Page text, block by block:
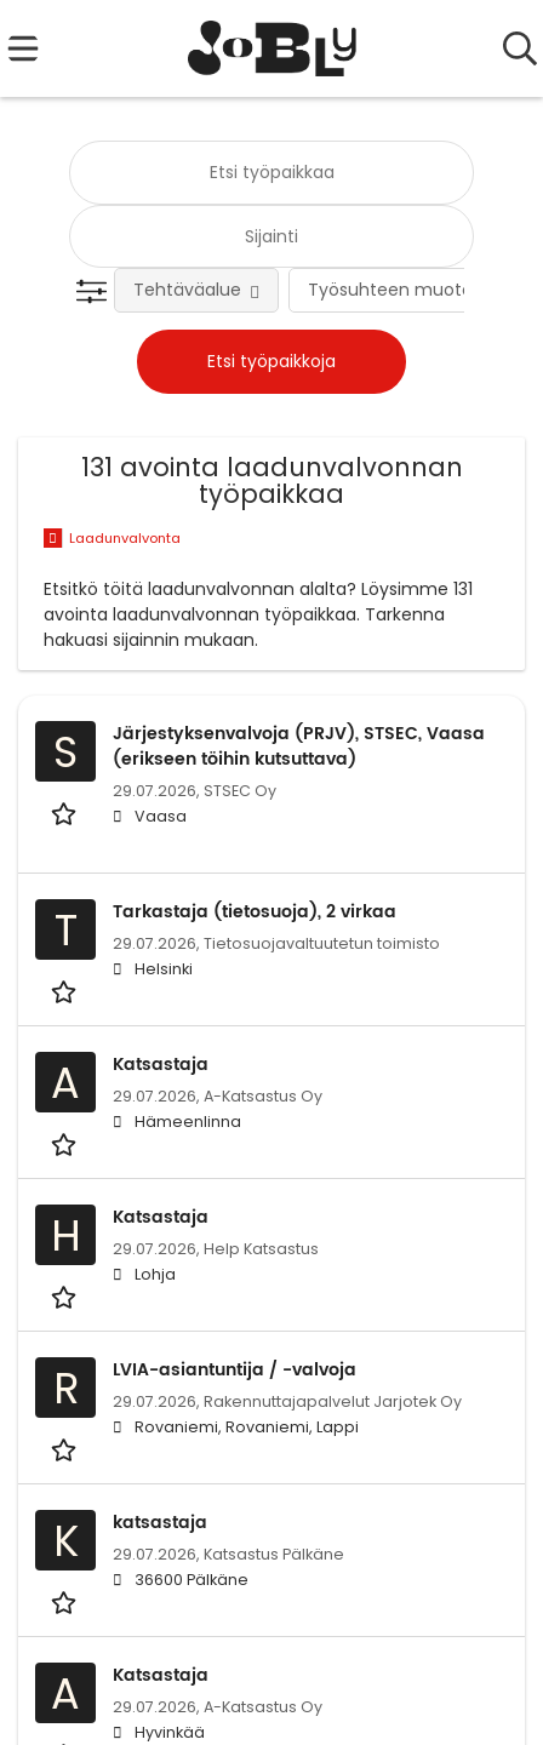
Työsuhteen muoto
Tehtäväalue
131 avointa laadunvalvonnan
työpaikkaa
Laadunvalvonta
Etsitkö töitä laadunvalvonnan alalta? Löysimme 131
avointa laadunvalvonnan työpaikkaa. Tarkenna
hakuasi sijainnin mukaan.
S
Järjestyksenvalvoja (PRJV), STSEC, Vaasa
(erikseen töihin kutsuttava)
29.07.2026, STSEC Oy
Vaasa
T Tarkastaja (tietosuoja), 2 virkaa
29.07.2026, Tietosuojavaltuutetun toimisto
Helsinki
A Katsastaja
29.07.2026, A-Katsastus Oy
Hämeenlinna
H Katsastaja
29.07.2026, Help Katsastus
Lohja
R LVIA-asiantuntija / -valvoja
29.07.2026, Rakennuttajapalvelut Jarjotek Oy
Rovaniemi, Rovaniemi, Lappi
K katsastaja
29.07.2026, Katsastus Pälkäne
36600 Pälkäne
A Katsastaja
29.07.2026, A-Katsastus Oy
Hyvinkää